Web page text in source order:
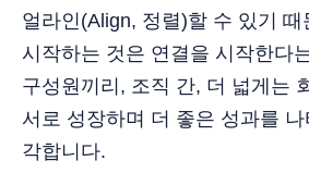
얼라인(Align, 정렬)할 수 있기
시작하는 것은 연결을 시작한다
구성원끼리, 조직 간, 더 넓게는
서로 성장하며 더 좋은 성과를
각합니다.